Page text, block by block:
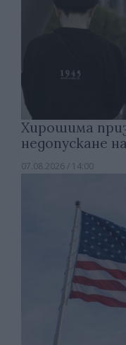
Хирошима
недопускане
07.08.2026 / 14:00